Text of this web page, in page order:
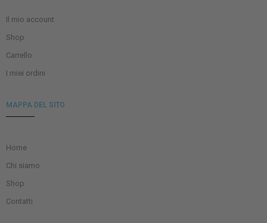
Il mio account
Shop
Carrello
I miei ordini
MAPPA DEL SITO
Home
Chi siamo
Shop
Contatti